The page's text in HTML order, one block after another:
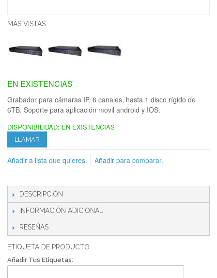
MÁS VISTAS
EN EXISTENCIAS
Grabador para cámaras IP, 6 canales, hasta 1 disco rígido de
6TB. Soporte para aplicación movil android y IOS.
DISPONIBILIDAD: EN EXISTENCIAS
LLAMAR
Añadir a lista que quieres. Añadir para comparar.
DESCRIPCIÓN
INFORMACIÓN ADICIONAL
RESEÑAS
ETIQUETA DE PRODUCTO
Añadir Tus Etiquetas: